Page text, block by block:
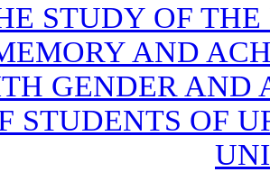
STUDY OF
AND
GENDER AND
STUDENTS OF